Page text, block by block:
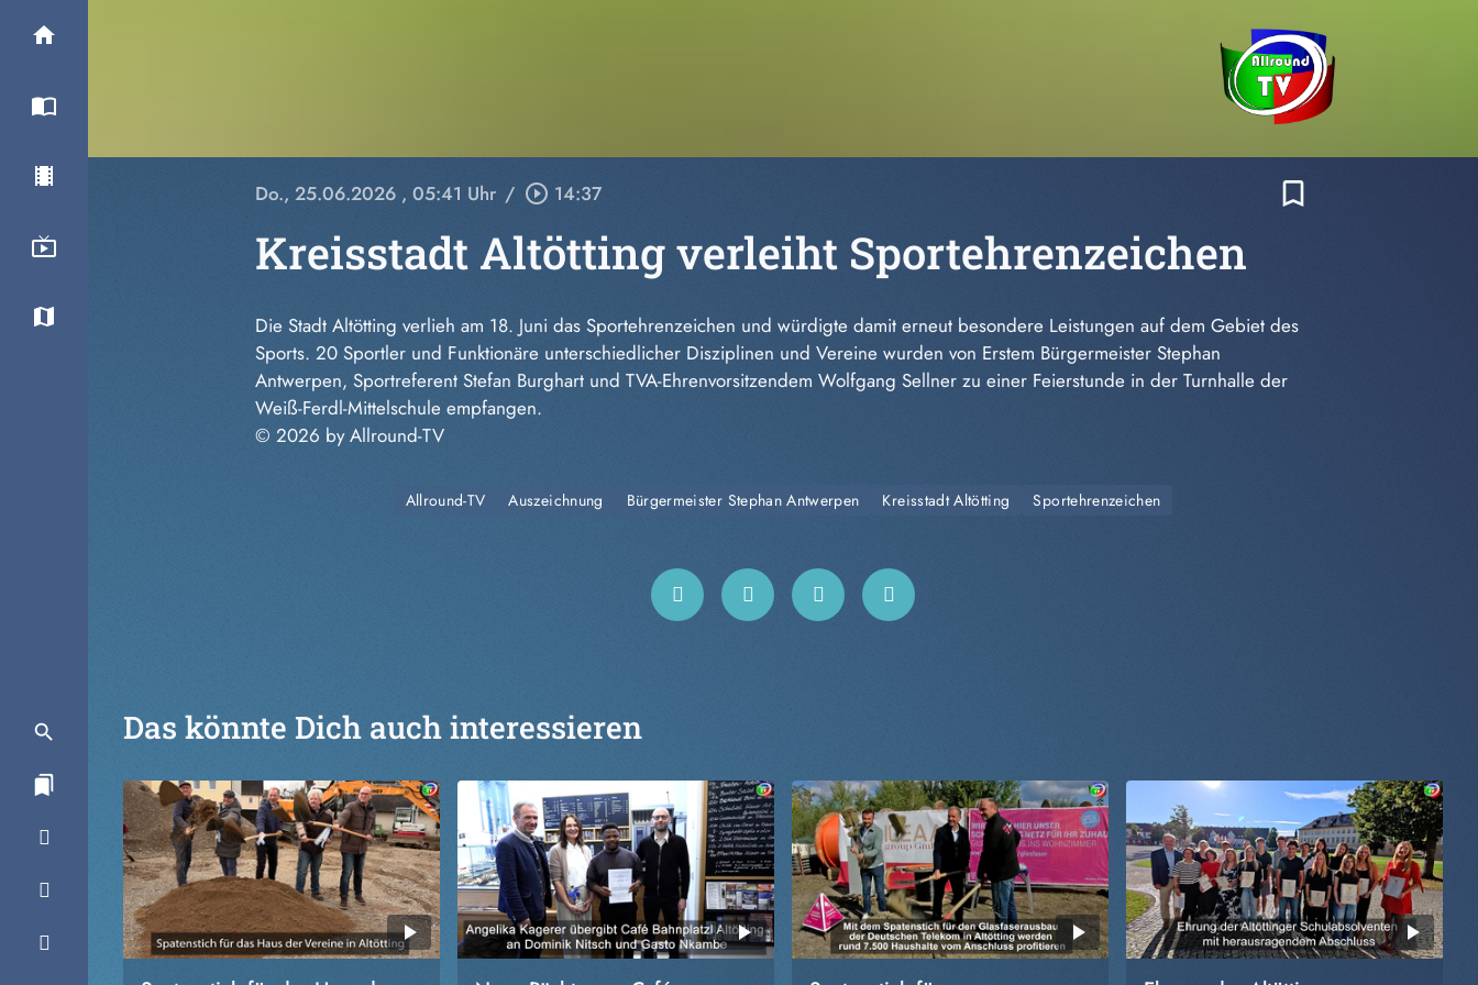
Do., 25.06.2026 , 05:41 Uhr / play_circle_outline 14:37 bookmark_border
Kreisstadt Altötting verleiht Sportehrenzeichen
Die Stadt Altötting verlieh am 18. Juni das Sportehrenzeichen und würdigte damit erneut besondere Leistungen auf dem Gebiet des
Sports. 20 Sportler und Funktionäre unterschiedlicher Disziplinen und Vereine wurden von Erstem Bürgermeister Stephan
Antwerpen, Sportreferent Stefan Burghart und TVA-Ehrenvorsitzendem Wolfgang Sellner zu einer Feierstunde in der Turnhalle der
Weiß-Ferdl-Mittelschule empfangen.
© 2026 by Allround-TV
Allround-TV Auszeichnung Bürgermeister Stephan Antwerpen Kreisstadt Altötting Sportehrenzeichen
Das könnte Dich auch interessieren